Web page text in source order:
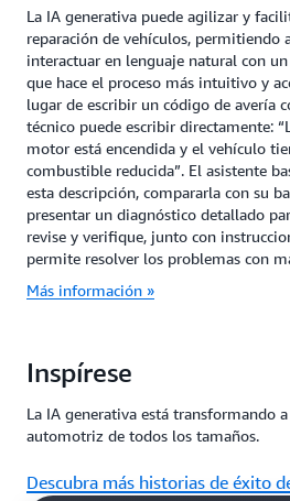
La IA generativa puede agilizar y
reparación de vehículos, permitiendo
interactuar en lenguaje natural con
que hace el proceso más intuitivo y
lugar de escribir un código de avería
técnico puede escribir directamente:
motor está encendida y el vehículo
combustible reducida”. El asistente
esta descripción, compararla con su
presentar un diagnóstico detallado
revise y verifique, junto con
permite resolver los problemas con
Más información »
Inspírese
La IA generativa está transformando
automotriz de todos los tamaños.
Descubra más historias de éxito